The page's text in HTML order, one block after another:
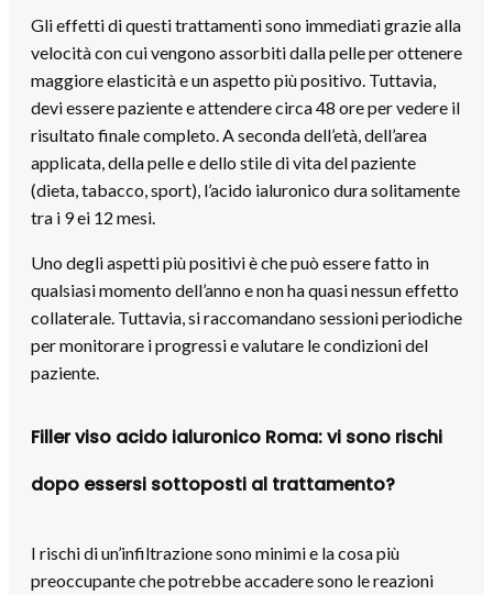
Gli effetti di questi trattamenti sono immediati grazie alla
velocità con cui vengono assorbiti dalla pelle per ottenere
maggiore elasticità e un aspetto più positivo. Tuttavia,
devi essere paziente e attendere circa 48 ore per vedere il
risultato finale completo. A seconda dell’età, dell’area
applicata, della pelle e dello stile di vita del paziente
(dieta, tabacco, sport), l’acido ialuronico dura solitamente
tra i 9 ei 12 mesi.
Uno degli aspetti più positivi è che può essere fatto in
qualsiasi momento dell’anno e non ha quasi nessun effetto
collaterale. Tuttavia, si raccomandano sessioni periodiche
per monitorare i progressi e valutare le condizioni del
paziente.
Filler viso acido ialuronico Roma: vi sono rischi
dopo essersi sottoposti al trattamento?
I rischi di un’infiltrazione sono minimi e la cosa più
preoccupante che potrebbe accadere sono le reazioni